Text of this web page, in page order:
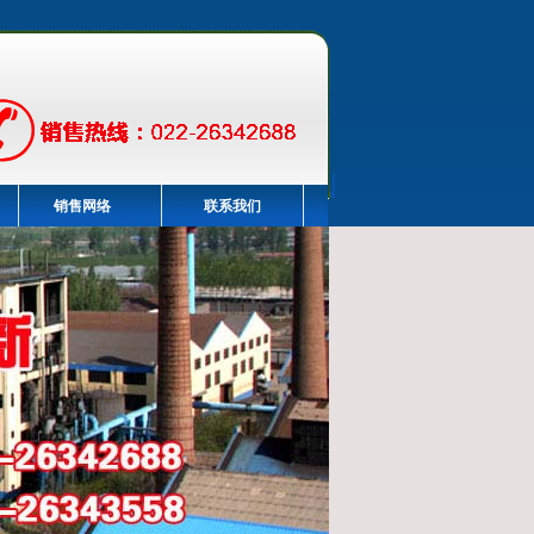
销售网络 联系我们